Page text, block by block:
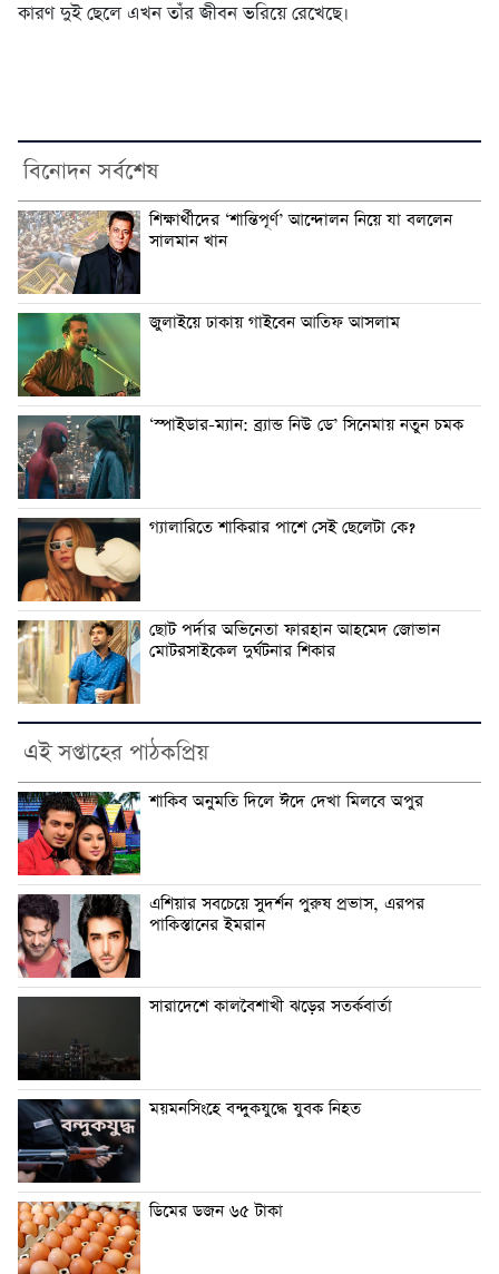
কারণ দুই ছেলে এখন তাঁর জীবন ভরিয়ে রেখেছে।
বিনোদন সর্বশেষ
শিক্ষার্থীদের ‘শান্তিপূর্ণ’ আন্দোলন নিয়ে যা বললেন
সালমান খান
জুলাইয়ে ঢাকায় গাইবেন আতিফ আসলাম
‘স্পাইডার-ম্যান: ব্র্যান্ড নিউ ডে’ সিনেমায় নতুন চমক
গ্যালারিতে শাকিরার পাশে সেই ছেলেটা কে?
ছোট পর্দার অভিনেতা ফারহান আহমেদ জোভান
মোটরসাইকেল দুর্ঘটনার শিকার
এই সপ্তাহের পাঠকপ্রিয়
শাকিব অনুমতি দিলে ঈদে দেখা মিলবে অপুর
এশিয়ার সবচেয়ে সুদর্শন পুরুষ প্রভাস, এরপর
পাকিস্তানের ইমরান
সারাদেশে কালবৈশাখী ঝড়ের সতর্কবার্তা
ময়মনসিংহে বন্দুকযুদ্ধে যুবক নিহত
ডিমের ডজন ৬৫ টাকা